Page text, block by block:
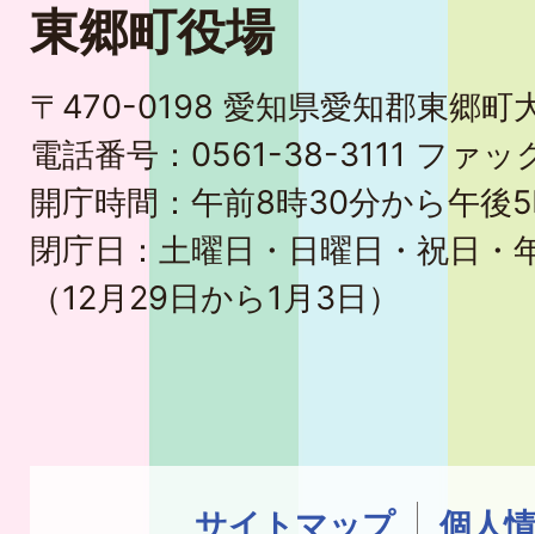
東郷町役場
〒470-0198 愛知県愛知郡東郷町
電話番号：0561-38-3111 ファ
開庁時間：午前8時30分から午後
閉庁日：土曜日・日曜日・祝日・
（12月29日から1月3日）
サイトマップ
個人